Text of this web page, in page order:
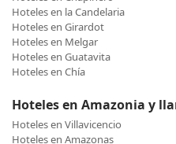
Hoteles en la Candelaria
Hoteles en Girardot
Hoteles en Melgar
Hoteles en Guatavita
Hoteles en Chía
Hoteles en Amazonia y
Hoteles en Villavicencio
Hoteles en Amazonas